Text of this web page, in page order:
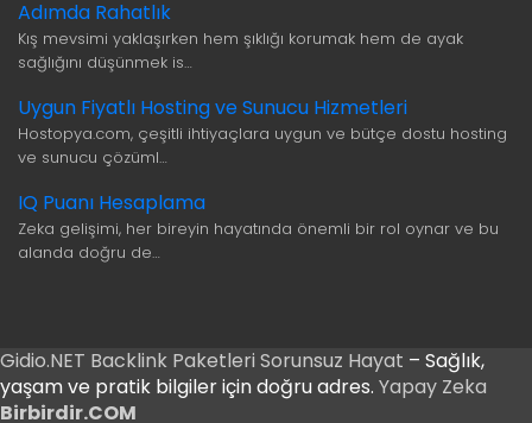
Adımda Rahatlık
Kış mevsimi yaklaşırken hem şıklığı korumak hem de ayak
sağlığını düşünmek is…
Uygun Fiyatlı Hosting ve Sunucu Hizmetleri
Hostopya.com, çeşitli ihtiyaçlara uygun ve bütçe dostu hosting
ve sunucu çözüml…
IQ Puanı Hesaplama
Zeka gelişimi, her bireyin hayatında önemli bir rol oynar ve bu
alanda doğru de…
Gidio.NET Backlink Paketleri Sorunsuz Hayat – Sağlık,
yaşam ve pratik bilgiler için doğru adres. Yapay Zeka
Birbirdir.COM